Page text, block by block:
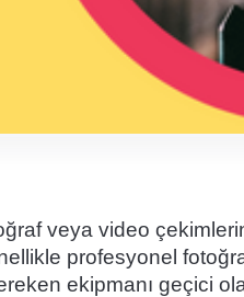
veya video
profesyonel
ekipmanı geçici